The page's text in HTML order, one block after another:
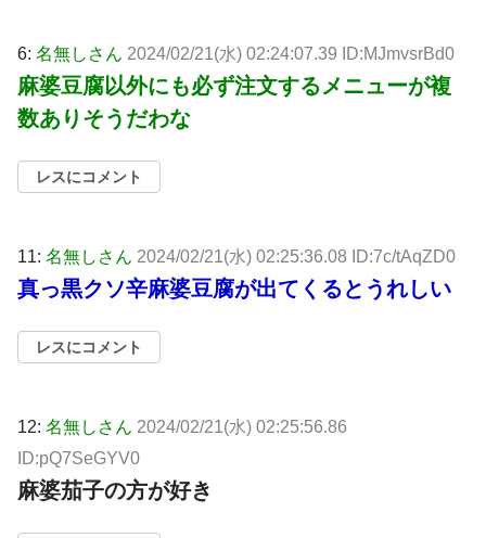
6: 名無しさん 2024/02/21(水) 02:24:07.39 ID:MJmvsrBd0
麻婆豆腐以外にも必ず注文するメニューが複
数ありそうだわな
レスにコメント
11: 名無しさん 2024/02/21(水) 02:25:36.08 ID:7c/tAqZD0
真っ黒クソ辛麻婆豆腐が出てくるとうれしい
レスにコメント
12: 名無しさん 2024/02/21(水) 02:25:56.86
ID:pQ7SeGYV0
麻婆茄子の方が好き